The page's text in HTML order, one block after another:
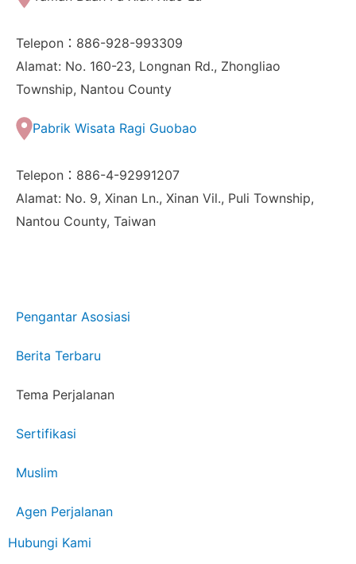
Telepon：886-928-993309
Alamat: No. 160-23, Longnan Rd., Zhongliao
Township, Nantou County
Pabrik Wisata Ragi Guobao
Telepon：886-4-92991207
Alamat: No. 9, Xinan Ln., Xinan Vil., Puli Township,
Nantou County, Taiwan
Pengantar Asosiasi
Berita Terbaru
Tema Perjalanan
Sertifikasi
Muslim
Agen Perjalanan
Hubungi Kami